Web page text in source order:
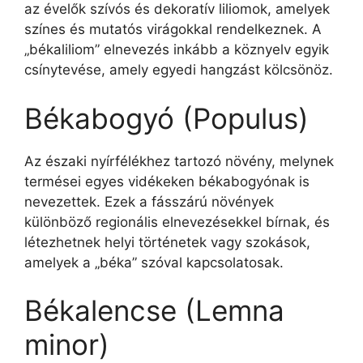
az évelők szívós és dekoratív liliomok, amelyek
színes és mutatós virágokkal rendelkeznek. A
„békaliliom” elnevezés inkább a köznyelv egyik
csínytevése, amely egyedi hangzást kölcsönöz.
Békabogyó (Populus)
Az északi nyírfélékhez tartozó növény, melynek
termései egyes vidékeken békabogyónak is
nevezettek. Ezek a fásszárú növények
különböző regionális elnevezésekkel bírnak, és
létezhetnek helyi történetek vagy szokások,
amelyek a „béka” szóval kapcsolatosak.
Békalencse (Lemna
minor)